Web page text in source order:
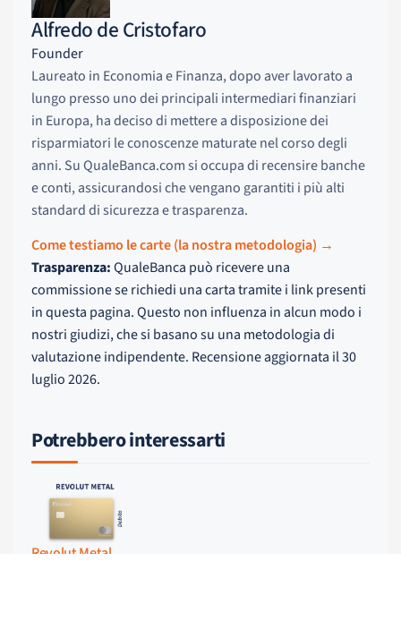
Alfredo de Cristofaro
Founder
Laureato in Economia e Finanza, dopo aver lavorato a
lungo presso uno dei principali intermediari finanziari
in Europa, ha deciso di mettere a disposizione dei
risparmiatori le conoscenze maturate nel corso degli
anni. Su QualeBanca.com si occupa di recensire banche
e conti, assicurandosi che vengano garantiti i più alti
standard di sicurezza e trasparenza.
Come testiamo le carte (la nostra metodologia) →
Trasparenza:QualeBanca può ricevere una
commissione se richiedi una carta tramite i link presenti
in questa pagina. Questo non influenza in alcun modo i
nostri giudizi, che si basano su una metodologia di
valutazione indipendente. Recensione aggiornata il 30
luglio 2026.
Potrebbero interessarti
Revolut Metal